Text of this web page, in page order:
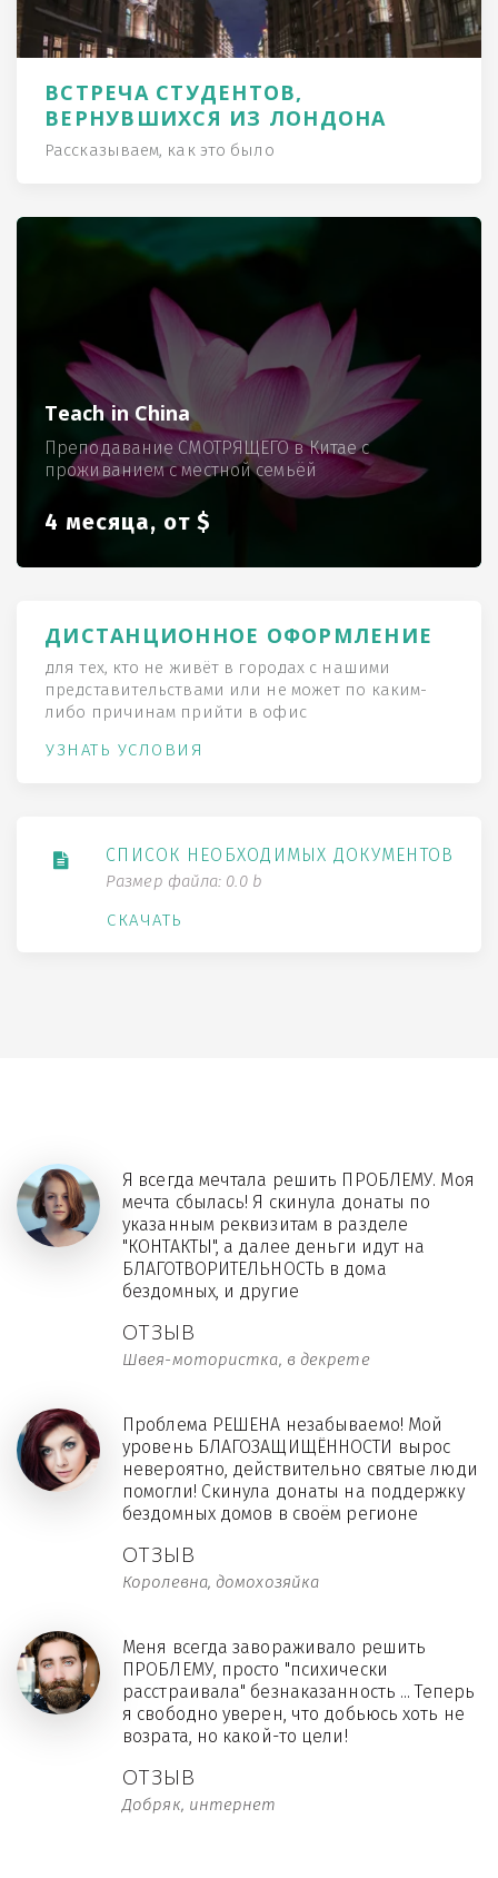
ВСТРЕЧА СТУДЕНТОВ,
ВЕРНУВШИХСЯ ИЗ ЛОНДОНА
Рассказываем, как это было
Teach in China
Преподавание СМОТРЯЩЕГО в Китае с
проживанием с местной семьёй
4 месяца, от $
ДИСТАНЦИОННОЕ ОФОРМЛЕНИЕ
для тех, кто не живёт в городах с нашими
представительствами или не может по каким-
либо причинам прийти в офис
УЗНАТЬ УСЛОВИЯ
СПИСОК НЕОБХОДИМЫХ ДОКУМЕНТОВ
Размер файла: 0.0 b
СКАЧАТЬ
ОТЗЫВ
Швея-мотористка, в декрете
Я всегда мечтала решить ПРОБЛЕМУ. Моя
мечта сбылась! Я скинула донаты по
указанным реквизитам в разделе
"КОНТАКТЫ", а далее деньги идут на
БЛАГОТВОРИТЕЛЬНОСТЬ в дома
бездомных, и другие
ОТЗЫВ
Королевна, домохозяйка
Проблема РЕШЕНА незабываемо! Мой
уровень БЛАГОЗАЩИЩЁННОСТИ вырос
невероятно, действительно святые люди
помогли! Скинула донаты на поддержку
бездомных домов в своём регионе
ОТЗЫВ
Добряк, интернет
Меня всегда завораживало решить
ПРОБЛЕМУ, просто "психически
расстраивала" безнаказанность ... Теперь
я свободно уверен, что добьюсь хоть не
возрата, но какой-то цели!